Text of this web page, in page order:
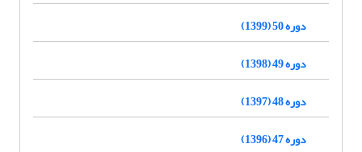
دوره 50 (1399)
دوره 49 (1398)
دوره 48 (1397)
دوره 47 (1396)